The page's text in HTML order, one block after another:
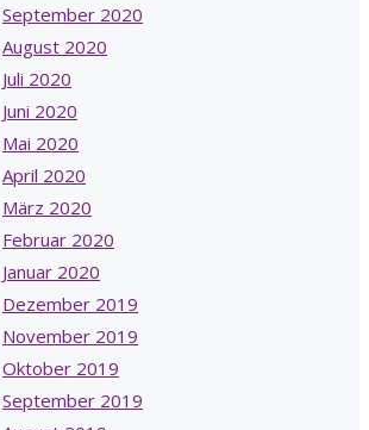
September 2020
August 2020
Juli 2020
Juni 2020
Mai 2020
April 2020
März 2020
Februar 2020
Januar 2020
Dezember 2019
November 2019
Oktober 2019
September 2019